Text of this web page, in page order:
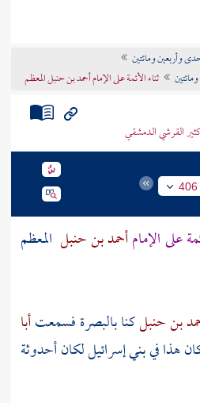
وأربعين ومائتين
ثناء الأئمة على الإمام أحمد بن حنبل المعظم
القرشي الدمشقي
406
على الإمامأحمد بن حنبل المعظم
بن حنبلكنابالبصرةفسمعتأبا
هذا فيبني إسرائيللكان أحدوثة